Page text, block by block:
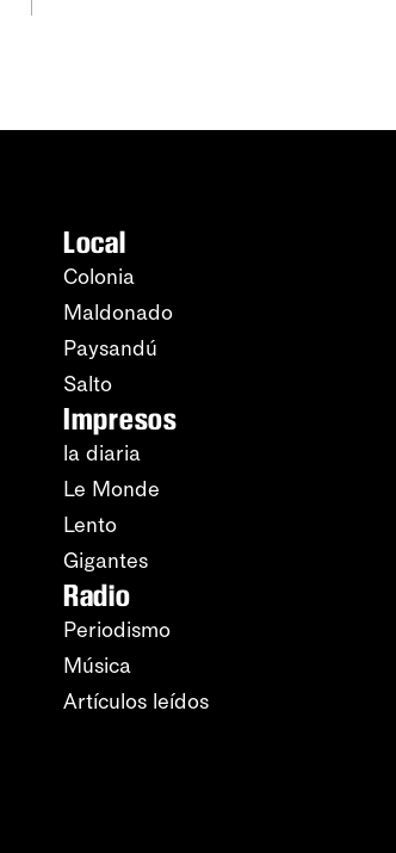
Local
Colonia
Maldonado
Paysandú
Salto
Impresos
la diaria
Le Monde
Lento
Gigantes
Radio
Periodismo
Música
Artículos leídos